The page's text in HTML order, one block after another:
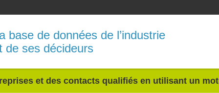
base de données de l’industrie
de ses décideurs
et des contacts qualifiés en utilisant un